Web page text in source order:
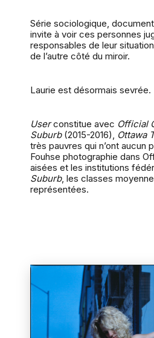
Série sociologique,
invite à voir ces personnes
responsables de leur
de l’autre côté du miroir.
Laurie est désormais sevrée.
Userconstitue avec Official
Suburb(2015-2016), Ottawa
très pauvres qui n’ont aucun
Fouhse photographie dans
aisées et les institutions
Suburb, les classes
représentées.